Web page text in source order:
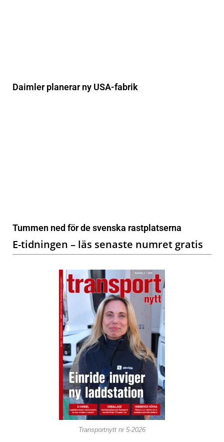
Daimler planerar ny USA-fabrik
Tummen ned för de svenska rastplatserna
E-tidningen – läs senaste numret gratis
Transportnytt nr 5-2026